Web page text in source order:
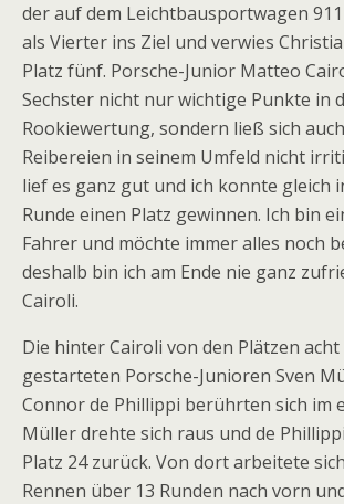
der auf dem Leichtbausportwagen
als Vierter ins Ziel und verwies
Platz fünf. Porsche-Junior Matteo
Sechster nicht nur wichtige Punkte in
Rookiewertung, sondern ließ sich
Reibereien in seinem Umfeld nicht
lief es ganz gut und ich konnte gleich
Runde einen Platz gewinnen. Ich bin
Fahrer und möchte immer alles noch
deshalb bin ich am Ende nie ganz
Cairoli.
Die hinter Cairoli von den Plätzen
gestarteten Porsche-Junioren Sven
Connor de Phillippi berührten sich im
Müller drehte sich raus und de
Platz 24 zurück. Von dort arbeitete
Rennen über 13 Runden nach vorn